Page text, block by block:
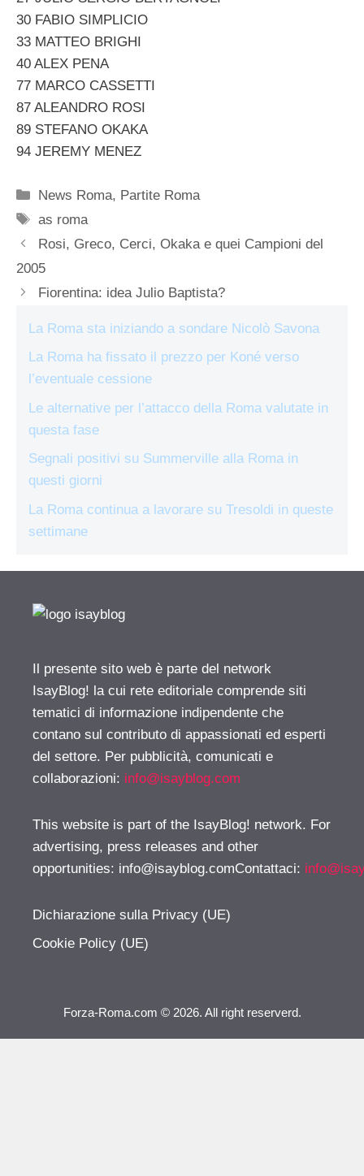
30 FABIO SIMPLICIO
33 MATTEO BRIGHI
40 ALEX PENA
77 MARCO CASSETTI
87 ALEANDRO ROSI
89 STEFANO OKAKA
94 JEREMY MENEZ
Categorie
News Roma, Partite Roma
Tag
as roma
Rosi, Greco, Cerci, Okaka e quei Campioni del
2005
Fiorentina: idea Julio Baptista?
La Roma sta iniziando a sondare Nicolò Savona
La Roma ha fissato il prezzo per Koné verso
l’eventuale cessione
Le alternative per l’attacco della Roma valutate in
questa fase
Segnali positivi su Summerville alla Roma in
questi giorni
La Roma continua a lavorare su Tresoldi in queste
settimane
Il presente sito web è parte del network
IsayBlog! la cui rete editoriale comprende siti
tematici di informazione indipendente che
contano sul contributo di appassionati ed esperti
del settore. Per pubblicità, comunicati e
collaborazioni: info@isayblog.com
This website is part of the IsayBlog! network. For
advertising, press releases and other
opportunities: info@isayblog.comContattaci:
Dichiarazione sulla Privacy (UE)
Cookie Policy (UE)
Forza-Roma.com © 2026. All right reserverd.